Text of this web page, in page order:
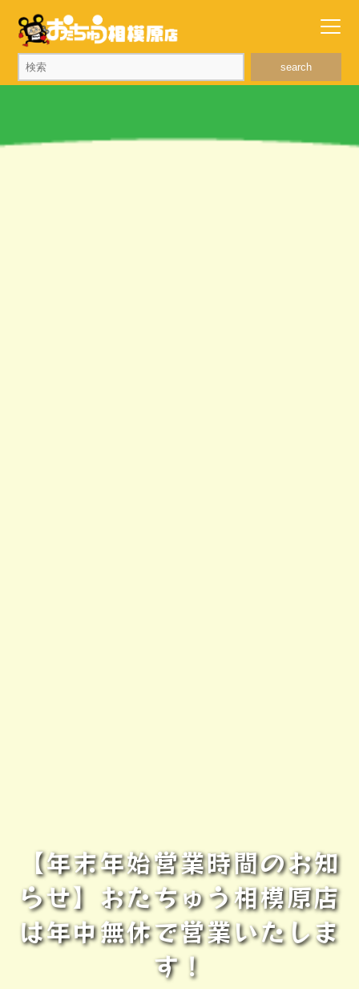
search
【年末年始営業時間のお知
らせ】おたちゅう相模原店
は年中無休で営業いたしま
す！